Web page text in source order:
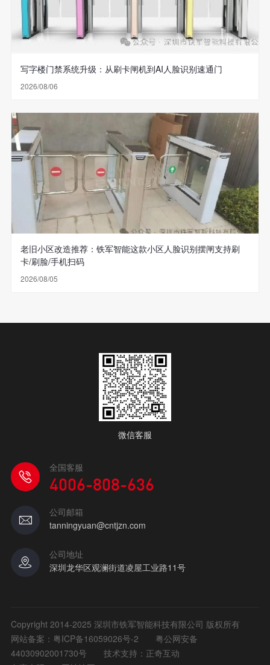
写字楼门禁系统升级：从刷卡闸机到AI人脸识别速通门
2026/08/06
老旧小区改造推荐：铁军智能这款小区人脸识别摆闸支持刷
卡/刷脸/手机扫码
2026/08/05
微信客服
全国客服
4006-808-636
公司邮箱
tanningyuan@cntjzn.com
公司地址
深圳龙华区观澜街道凌屋工业路11号
Copyright 2014-2025 深圳市铁军智能科技有限公司 版权所有
网站备案： 粤ICP备16059026号-2
粤公网安备
44030902001730号
技术支持：正奇互动